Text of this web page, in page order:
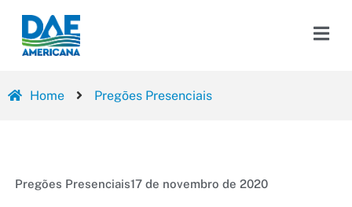
Home Pregões Presenciais
Pregões Presenciais17 de novembro de 2020